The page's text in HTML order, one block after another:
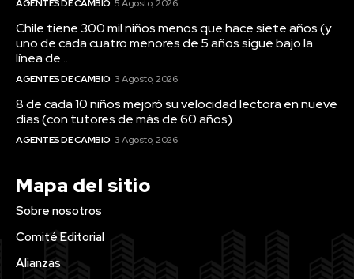
AGENTES DE CAMBIO 5 Agosto, 2026
Chile tiene 300 mil niños menos que hace siete años (y
uno de cada cuatro menores de 5 años sigue bajo la
línea de...
AGENTES DE CAMBIO 3 Agosto, 2026
8 de cada 10 niños mejoró su velocidad lectora en nueve
días (con tutores de más de 60 años)
AGENTES DE CAMBIO 3 Agosto, 2026
Mapa del sitio
Sobre nosotros
Comité Editorial
Alianzas